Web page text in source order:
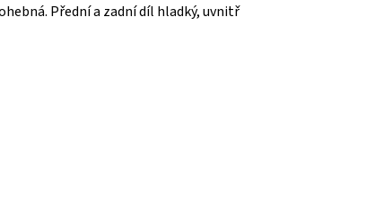
Přední a zadní díl hladký, uvnitř